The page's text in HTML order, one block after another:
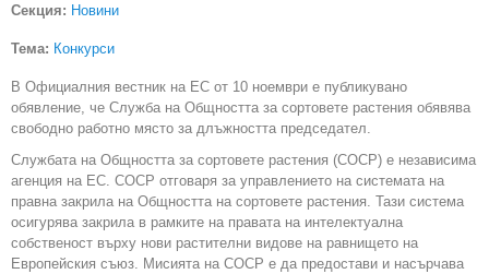
Секция: Новини
Тема: Конкурси
В Официалния вестник на ЕС от 10 ноември е публикувано
обявление, че Служба на Общността за сортовете растения обявява
свободно работно място за длъжността председател.
Службата на Общността за сортовете растения (СОСР) е независима
агенция на ЕС. СОСР отговаря за управлението на системата на
правна закрила на Общността на сортовете растения. Тази система
осигурява закрила в рамките на правата на интелектуална
собственост върху нови растителни видове на равнището на
Европейския съюз. Мисията на СОСР е да предостави и насърчава